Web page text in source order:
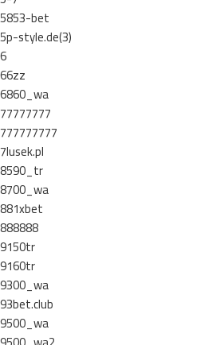
5853-bet
5p-style.de(3)
6
66zz
6860_wa
77777777
777777777
7lusek.pl
8590_tr
8700_wa
881xbet
888888
9150tr
9160tr
9300_wa
93bet.club
9500_wa